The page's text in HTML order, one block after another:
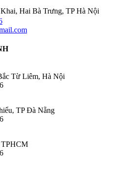
Hai Bà Trưng, TP Hà Nội
Từ Liêm, Hà Nội
TP Đà Nẵng
TPHCM